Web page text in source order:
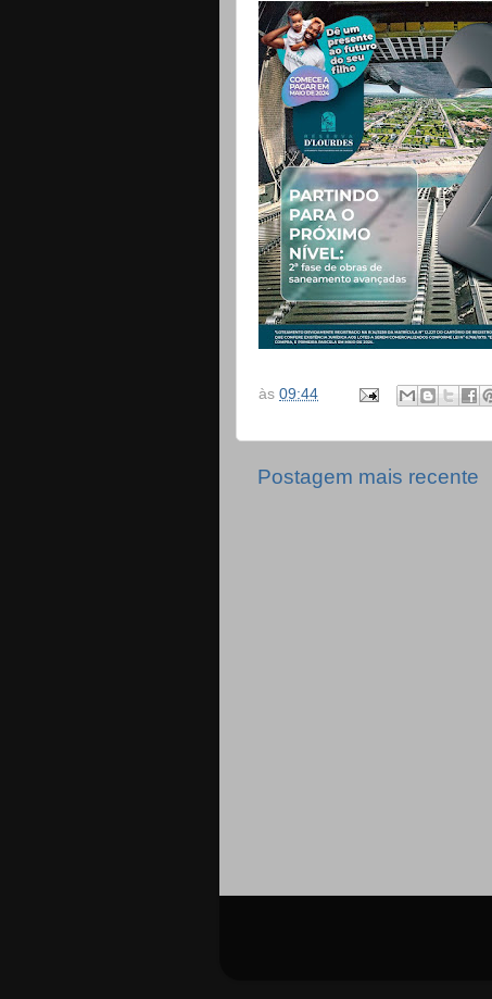
às 09:44
Postagem mais recente